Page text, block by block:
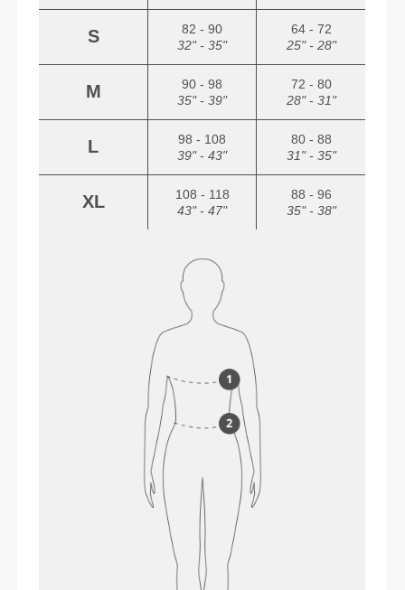
S
82 - 90
32" - 35"
64 - 72
25" - 28"
M
90 - 98
35" - 39"
72 - 80
28" - 31"
L
98 - 108
39" - 43"
80 - 88
31" - 35"
XL
108 - 118
43" - 47"
88 - 96
35" - 38"